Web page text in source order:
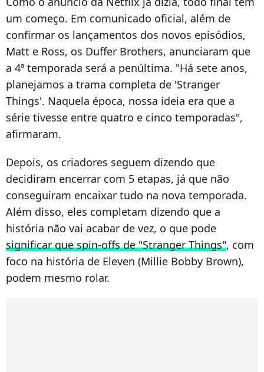
um começo. Em comunicado oficial, além de
confirmar os lançamentos dos novos episódios,
Matt e Ross, os Duffer Brothers, anunciaram que
a 4ª temporada será a penúltima. "Há sete anos,
planejamos a trama completa de 'Stranger
Things'. Naquela época, nossa ideia era que a
série tivesse entre quatro e cinco temporadas",
afirmaram.
Depois, os criadores seguem dizendo que
decidiram encerrar com 5 etapas, já que não
conseguiram encaixar tudo na nova temporada.
Além disso, eles completam dizendo que a
história não vai acabar de vez, o que pode
significar que spin-offs de "Stranger Things", com
foco na história de Eleven (Millie Bobby Brown),
podem mesmo rolar.